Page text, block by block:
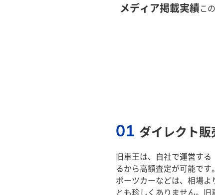
メディア掲載実績こ
01 ダイレクト
旧車王は、自社で運営す
るから高額査定が可能で
ポーツカーなどは、相場
とも珍しくありません。